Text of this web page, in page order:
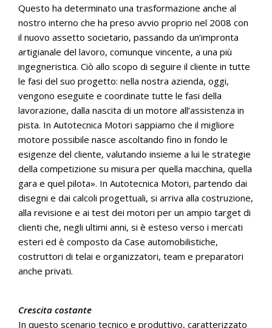
Questo ha determinato una trasformazione anche al
nostro interno che ha preso avvio proprio nel 2008 con
il nuovo assetto societario, passando da un’impronta
artigianale del lavoro, comunque vincente, a una più
ingegneristica. Ciò allo scopo di seguire il cliente in tutte
le fasi del suo progetto: nella nostra azienda, oggi,
vengono eseguite e coordinate tutte le fasi della
lavorazione, dalla nascita di un motore all’assistenza in
pista. In Autotecnica Motori sappiamo che il migliore
motore possibile nasce ascoltando fino in fondo le
esigenze del cliente, valutando insieme a lui le strategie
della competizione su misura per quella macchina, quella
gara e quel pilota». In Autotecnica Motori, partendo dai
disegni e dai calcoli progettuali, si arriva alla costruzione,
alla revisione e ai test dei motori per un ampio target di
clienti che, negli ultimi anni, si è esteso verso i mercati
esteri ed è composto da Case automobilistiche,
costruttori di telai e organizzatori, team e preparatori
anche privati.
Crescita costante
In questo scenario tecnico e produttivo, caratterizzato